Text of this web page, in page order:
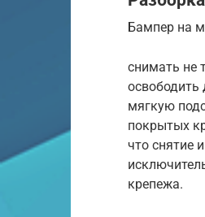
Бампер на
снимать не
освободить
мягкую
покрытых
что снятие
крепежа.